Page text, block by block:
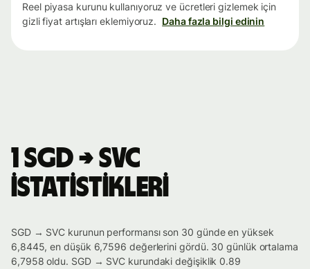
Reel piyasa kurunu kullanıyoruz ve ücretleri gizlemek için
gizli fiyat artışları eklemiyoruz. Daha fazla bilgi edinin
1 SGD → SVC
istatistikleri
SGD → SVC kurunun performansı son 30 günde en yüksek
6,8445, en düşük 6,7596 değerlerini gördü. 30 günlük ortalama
6,7958 oldu. SGD → SVC kurundaki değişiklik 0.89